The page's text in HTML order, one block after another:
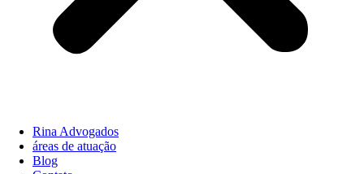
Rina Advogados
áreas de atuação
Blog